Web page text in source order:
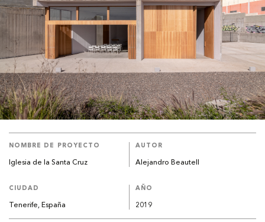
NOMBRE DE PROYECTO
Iglesia de la Santa Cruz
AUTOR
Alejandro Beautell
CIUDAD
Tenerife, España
AÑO
2019